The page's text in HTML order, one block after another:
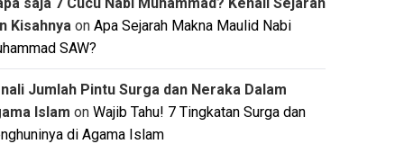
Kisahnya on Apa Sejarah Makna Maulid Nabi
SAW?
Jumlah Pintu Surga dan Neraka Dalam
Islam on Wajib Tahu! 7 Tingkatan Surga dan
di Agama Islam